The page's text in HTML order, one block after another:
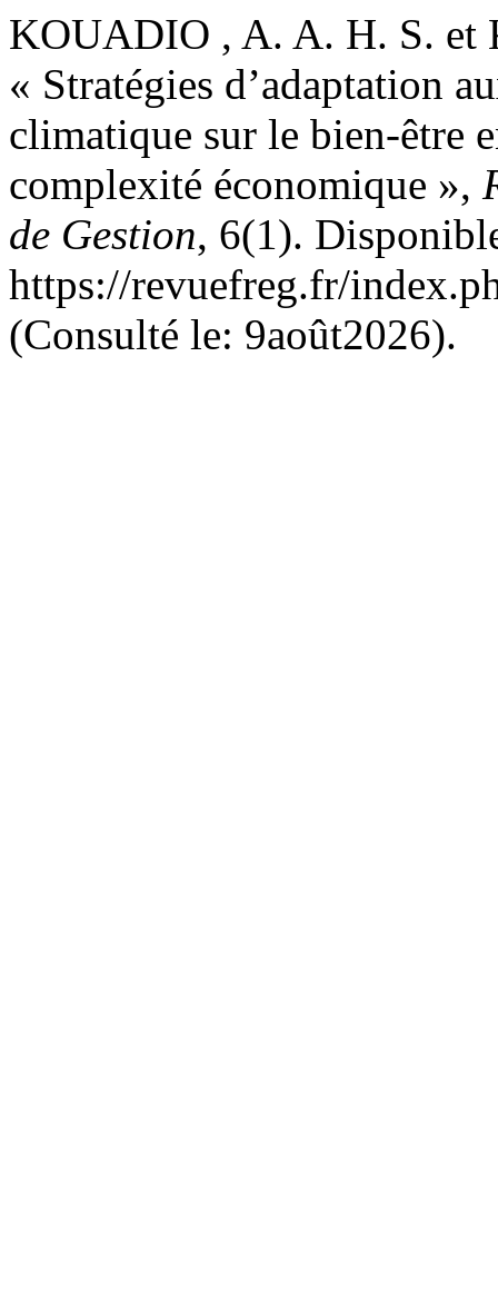
KOUADIO , A. A. H. S.
« Stratégies d’adaptation
climatique sur le bien-être
complexité économique »,
de Gestion, 6(1).
https://revuefreg.fr/
(Consulté le: 9août2026).